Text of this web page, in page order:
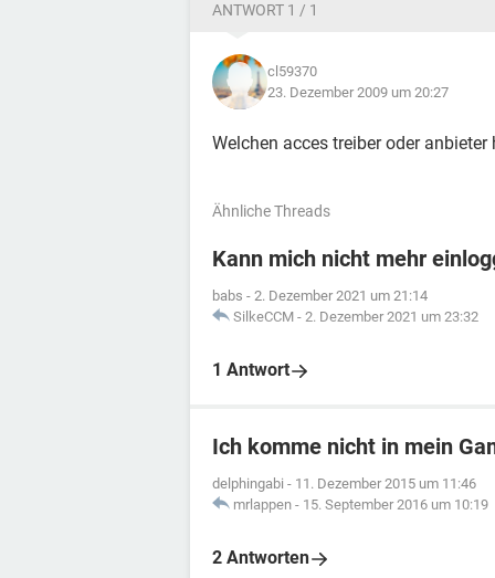
ANTWORT 1 / 1
cl59370
23. Dezember 2009 um 20:27
Welchen acces treiber oder anbieter
Ähnliche Threads
Kann mich nicht mehr
babs - 2. Dezember 2021 um 21:14
SilkeCCM - 2. Dezember 2021 um 23:32
1 Antwort
Ich komme nicht in mein
delphingabi - 11. Dezember 2015 um 11:46
mrlappen - 15. September 2016 um 10:19
2 Antworten